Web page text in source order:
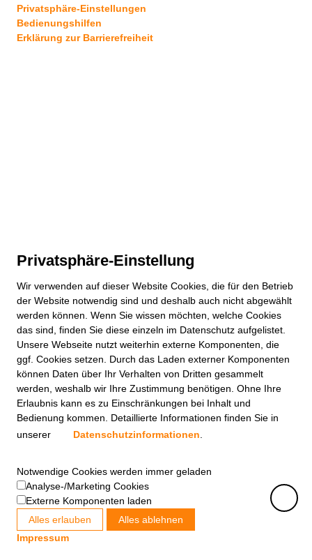
Privatsphäre-Einstellungen
Bedienungshilfen
Erklärung zur Barrierefreiheit
Privatsphäre-Einstellung
Wir verwenden auf dieser Website Cookies, die für den Betrieb
der Website notwendig sind und deshalb auch nicht abgewählt
werden können. Wenn Sie wissen möchten, welche Cookies
das sind, finden Sie diese einzeln im Datenschutz aufgelistet.
Unsere Webseite nutzt weiterhin externe Komponenten, die
ggf. Cookies setzen. Durch das Laden externer Komponenten
können Daten über Ihr Verhalten von Dritten gesammelt
werden, weshalb wir Ihre Zustimmung benötigen. Ohne Ihre
Erlaubnis kann es zu Einschränkungen bei Inhalt und
Bedienung kommen. Detaillierte Informationen finden Sie in
unserer
Datenschutzinformationen.
Notwendige Cookies werden immer geladen
Analyse-/Marketing Cookies
Externe Komponenten laden
Alles erlauben
Alles ablehnen
Impressum